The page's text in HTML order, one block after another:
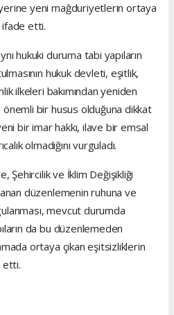
yeni mağduriyetlerin ortaya
ifade etti.
hukuki duruma tabi yapıların
hukuk devleti, eşitlik,
ilkeleri bakımından yeniden
bir husus olduğuna dikkat
bir imar hakkı, ilave bir emsal
olmadığını vurguladı.
Şehircilik ve İklim Değişikliği
düzenlemenin ruhuna ve
mevcut durumda
da bu düzenlemeden
ortaya çıkan eşitsizliklerin
etti.